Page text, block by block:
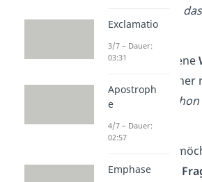
→ z. B.: Wer kann
bestreiten?
✓
Betont die eigene
dabei meistens eher
→ z. B.: Ist das
drauf hast?
Du
derrhetorischen
Exclamatio
3/7 – Dauer:
03:31
Apostroph
e
4/7 – Dauer:
02:57
Emphase